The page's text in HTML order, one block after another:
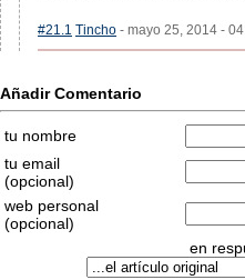
#21.1 Tincho - mayo 25, 2014 -
Añadir Comentario
tu nombre
tu email
(opcional)
web personal
(opcional)
en